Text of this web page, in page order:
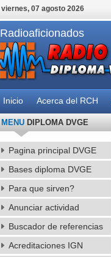
viernes, 07 agosto 2026
Radioaficionados
Inicio Acerca del RCH
MENUDIPLOMA DVGE
Pagina principal DVGE
Bases diploma DVGE
Para que sirven?
Anunciar actividad
Buscador de referencias
Acreditaciones IGN